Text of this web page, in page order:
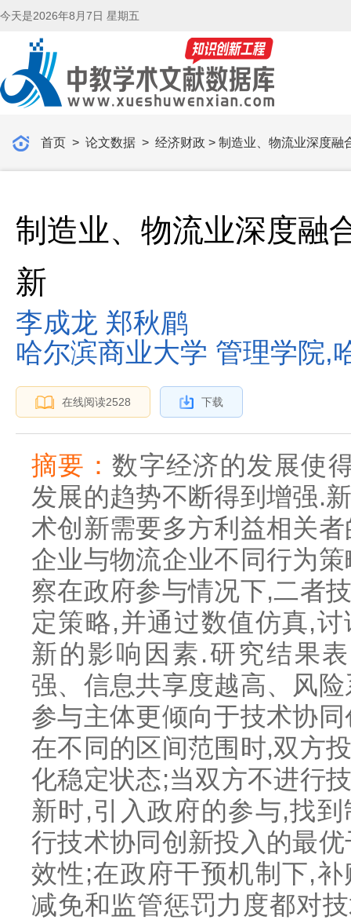
今天是2026年8月7日 星期五
首页 > 论文数据 > 经济财政 > 制造业、物流业深度融
制造业、物流业深度融
新
李成龙 郑秋鹛
哈尔滨商业大学 管理学院
在线阅读2528 下载
摘要：数字经济的发展使
发展的趋势不断得到增强.
术创新需要多方利益相关
企业与物流企业不同行为
察在政府参与情况下,二者
定策略,并通过数值仿真,
新的影响因素.研究结果
强、信息共享度越高、风
参与主体更倾向于技术协
在不同的区间范围时,双方
化稳定状态;当双方不进行
新时,引入政府的参与,找
行技术协同创新投入的最
效性;在政府干预机制下,
减免和监管惩罚力度都对